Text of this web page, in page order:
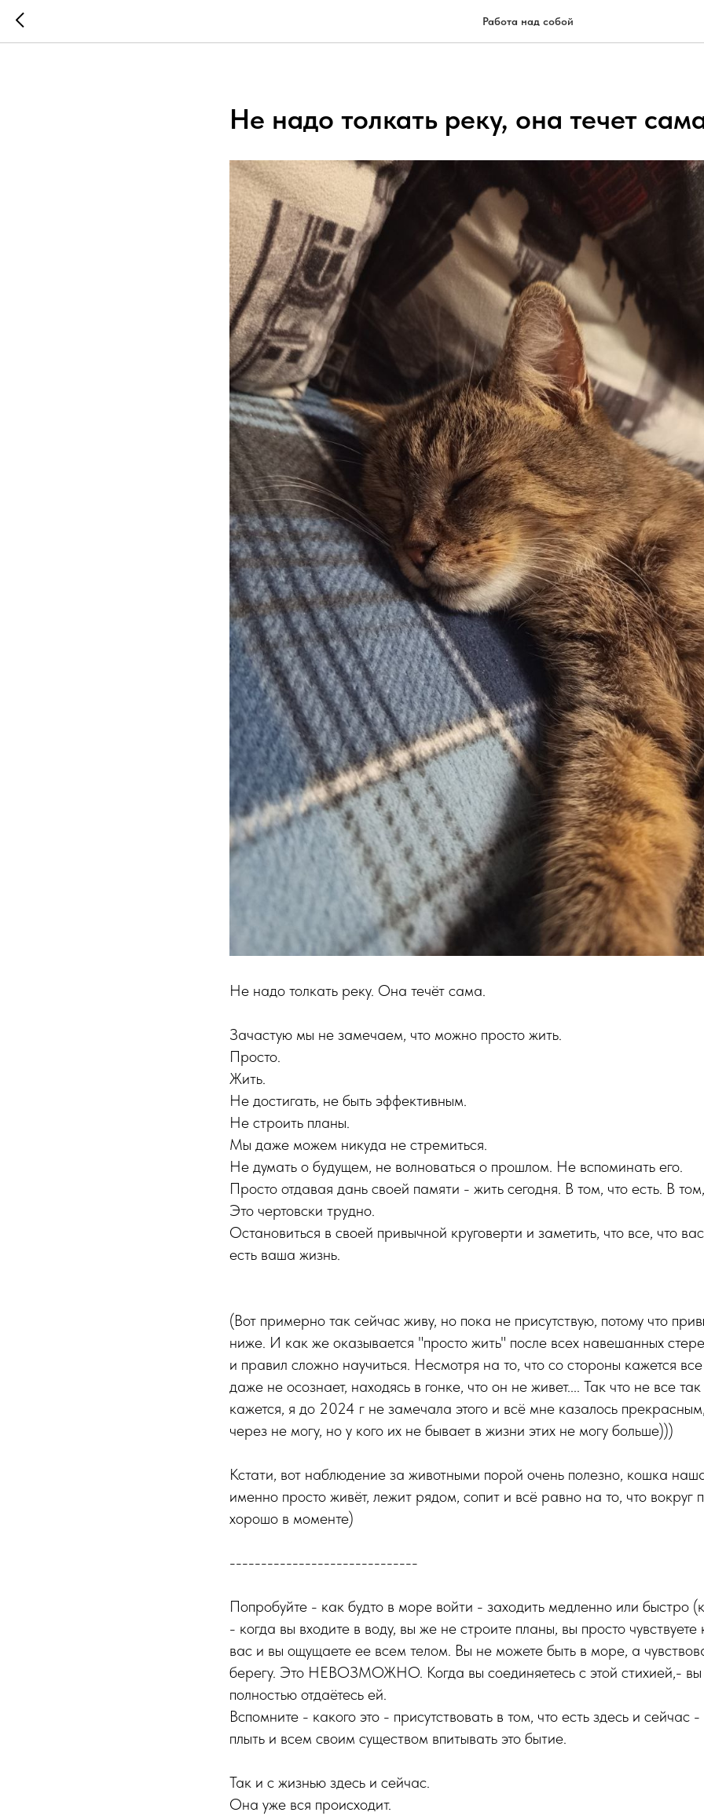
Работа над собой
Не надо толкать реку, она течет
Не надо толкать реку. Она течёт сама.
Зачастую мы не замечаем, что можно просто жить.
Просто.
Жить.
Не достигать, не быть эффективным.
Не строить планы.
Мы даже можем никуда не стремиться.
Не думать о будущем, не волноваться о прошлом. Не вспоминать его.
Просто отдавая дань своей памяти - жить сегодня. В том, что есть. В
Это чертовски трудно.
Остановиться в своей привычной круговерти и заметить, что все, что
есть ваша жизнь.
(Вот примерно так сейчас живу, но пока не присутствую, потому что
ниже. И как же оказывается "просто жить" после всех навешанных
и правил сложно научиться. Несмотря на то, что со стороны кажется
даже не осознает, находясь в гонке, что он не живет.... Так что не все
кажется, я до 2024 г не замечала этого и всё мне казалось
через не могу, но у кого их не бывает в жизни этих не могу больше)))
Кстати, вот наблюдение за животными порой очень полезно, кошка
именно просто живёт, лежит рядом, сопит и всё равно на то, что вокруг
хорошо в моменте)
------------------------------
Попробуйте - как будто в море войти - заходить медленно или быстро
- когда вы входите в воду, вы же не строите планы, вы просто
вас и вы ощущаете ее всем телом. Вы не можете быть в море, а
берегу. Это НЕВОЗМОЖНО. Когда вы соединяетесь с этой стихией,-
полностью отдаётесь ей.
Вспомните - какого это - присутствовать в том, что есть здесь и сейчас
плыть и всем своим существом впитывать это бытие.
Так и с жизнью здесь и сейчас.
Она уже вся происходит.